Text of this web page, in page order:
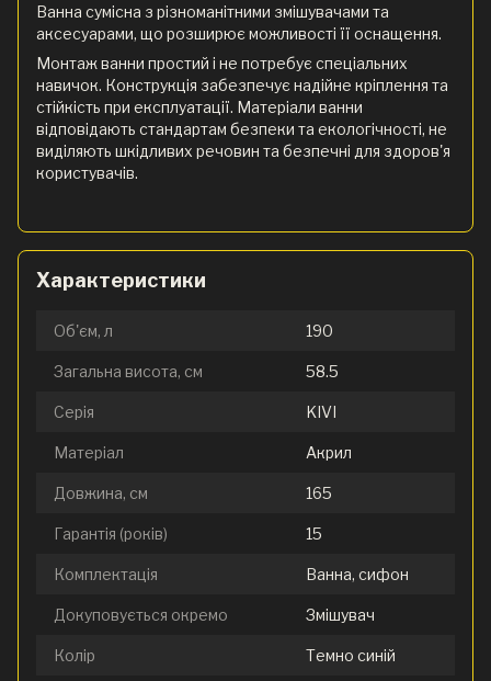
Ванна сумісна з різноманітними змішувачами та
аксесуарами, що розширює можливості її оснащення.
Монтаж ванни простий і не потребує спеціальних
навичок. Конструкція забезпечує надійне кріплення та
стійкість при експлуатації. Матеріали ванни
відповідають стандартам безпеки та екологічності, не
виділяють шкідливих речовин та безпечні для здоров'я
користувачів.
Характеристики
Об'єм, л 190
Загальна висота, см 58.5
Серія KIVI
Матеріал Акрил
Довжина, см 165
Гарантія (років) 15
Комплектація Ванна, сифон
Докуповується окремо Змішувач
Колір Темно синій